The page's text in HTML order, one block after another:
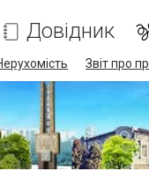
Довідник
Звіт про